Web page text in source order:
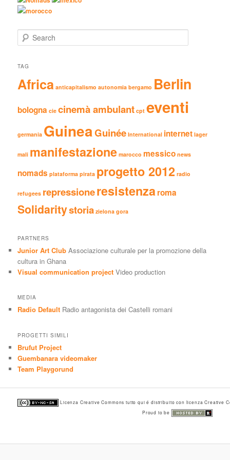
morocco
Search
TAG
Africa anticapitalismo autonomia bergamo Berlin
bologna cie cinemà ambulant cpt eventi
germania GuineaGuinée International internet lager
mali manifestazione marocco messico news
nomads plataforma pirata progetto 2012 radio
refugees repressioneresistenza roma
Solidaritystoria zielona gora
PARTNERS
Junior Art Club Associazione culturale per la promozione della
cultura in Ghana
Visual communication project Video production
MEDIA
Radio Default Radio antagonista dei Castelli romani
PROGETTI SIMILI
Brufut Project
Guembanara videomaker
Team Playgorund
Licenza Creative Commons tutto qui é distribuito con licenza Creative
Proud to be